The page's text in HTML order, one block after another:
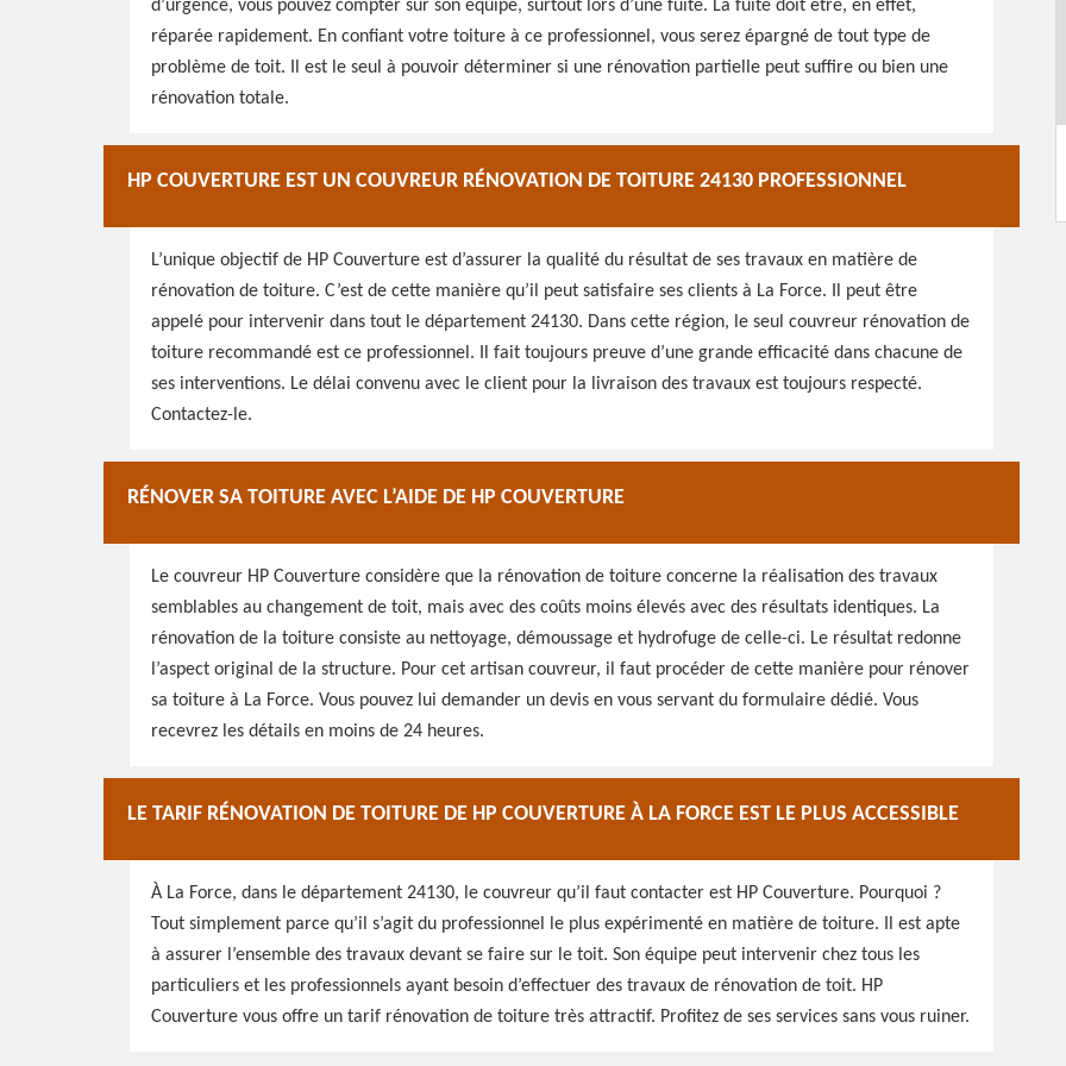
d’urgence, vous pouvez compter sur son équipe, surtout lors d’une fuite. La fuite doit être, en effet,
réparée rapidement. En confiant votre toiture à ce professionnel, vous serez épargné de tout type de
problème de toit. Il est le seul à pouvoir déterminer si une rénovation partielle peut suffire ou bien une
rénovation totale.
HP COUVERTURE EST UN COUVREUR RÉNOVATION DE TOITURE 24130 PROFESSIONNEL
L’unique objectif de HP Couverture est d’assurer la qualité du résultat de ses travaux en matière de
rénovation de toiture. C’est de cette manière qu’il peut satisfaire ses clients à La Force. Il peut être
appelé pour intervenir dans tout le département 24130. Dans cette région, le seul couvreur rénovation de
toiture recommandé est ce professionnel. Il fait toujours preuve d’une grande efficacité dans chacune de
ses interventions. Le délai convenu avec le client pour la livraison des travaux est toujours respecté.
Contactez-le.
RÉNOVER SA TOITURE AVEC L’AIDE DE HP COUVERTURE
Le couvreur HP Couverture considère que la rénovation de toiture concerne la réalisation des travaux
semblables au changement de toit, mais avec des coûts moins élevés avec des résultats identiques. La
rénovation de la toiture consiste au nettoyage, démoussage et hydrofuge de celle-ci. Le résultat redonne
l’aspect original de la structure. Pour cet artisan couvreur, il faut procéder de cette manière pour rénover
sa toiture à La Force. Vous pouvez lui demander un devis en vous servant du formulaire dédié. Vous
recevrez les détails en moins de 24 heures.
LE TARIF RÉNOVATION DE TOITURE DE HP COUVERTURE À LA FORCE EST LE PLUS ACCESSIBLE
À La Force, dans le département 24130, le couvreur qu’il faut contacter est HP Couverture. Pourquoi ?
Tout simplement parce qu’il s’agit du professionnel le plus expérimenté en matière de toiture. Il est apte
à assurer l’ensemble des travaux devant se faire sur le toit. Son équipe peut intervenir chez tous les
particuliers et les professionnels ayant besoin d’effectuer des travaux de rénovation de toit. HP
Couverture vous offre un tarif rénovation de toiture très attractif. Profitez de ses services sans vous ruiner.